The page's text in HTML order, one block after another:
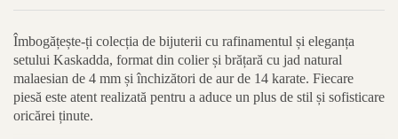
Îmbogățește-ți colecția de bijuterii cu rafinamentul și eleganța
setului Kaskadda, format din colier și brățară cu jad natural
malaesian de 4 mm și închizători de aur de 14 karate. Fiecare
piesă este atent realizată pentru a aduce un plus de stil și sofisticare
oricărei ținute.